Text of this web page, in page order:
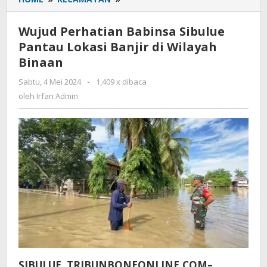
Perhatian
Babinsa
Sibulue
Pantau
di
Binaan
Wujud Perhatian Babinsa Sibulue
Pantau Lokasi Banjir di Wilayah
Binaan
Sabtu, 4 Mei 2024
oleh
-
1,409 x dibaca
oleh Irfan Admin